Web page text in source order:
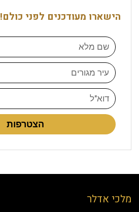
הישארו מעודכנים לפני כולם!
הצטרפות
מלכי אדלר